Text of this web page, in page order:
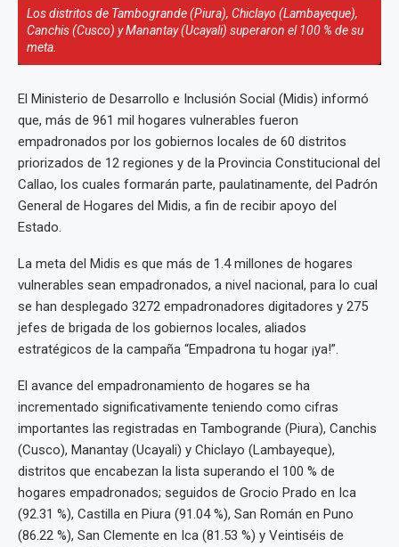
Los distritos de Tambogrande (Piura), Chiclayo (Lambayeque),
Canchis (Cusco) y Manantay (Ucayali) superaron el 100 % de su
meta.
El Ministerio de Desarrollo e Inclusión Social (Midis) informó
que, más de 961 mil hogares vulnerables fueron
empadronados por los gobiernos locales de 60 distritos
priorizados de 12 regiones y de la Provincia Constitucional del
Callao, los cuales formarán parte, paulatinamente, del Padrón
General de Hogares del Midis, a fin de recibir apoyo del
Estado.
La meta del Midis es que más de 1.4 millones de hogares
vulnerables sean empadronados, a nivel nacional, para lo cual
se han desplegado 3272 empadronadores digitadores y 275
jefes de brigada de los gobiernos locales, aliados
estratégicos de la campaña “Empadrona tu hogar ¡ya!”.
El avance del empadronamiento de hogares se ha
incrementado significativamente teniendo como cifras
importantes las registradas en Tambogrande (Piura), Canchis
(Cusco), Manantay (Ucayali) y Chiclayo (Lambayeque),
distritos que encabezan la lista superando el 100 % de
hogares empadronados; seguidos de Grocio Prado en Ica
(92.31 %), Castilla en Piura (91.04 %), San Román en Puno
(86.22 %), San Clemente en Ica (81.53 %) y Veintiséis de